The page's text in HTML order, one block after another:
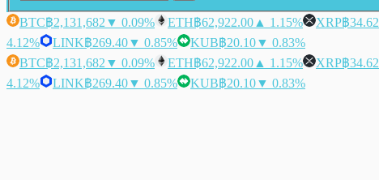
BTC฿2,131,682 ▼ 0.09% ETH฿62,922.00 ▲ 1.15% XRP฿34.62
4.12%
LINK฿269.40▼ 0.85% KUB฿20.10▼ 0.83%
BTC฿2,131,682 ▼ 0.09% ETH฿62,922.00 ▲ 1.15% XRP฿34.62
4.12%
LINK฿269.40▼ 0.85% KUB฿20.10▼ 0.83%